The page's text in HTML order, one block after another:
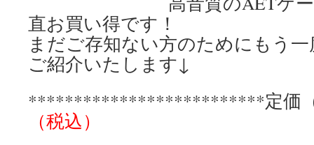
直お買い得です！
まだご存知ない方のためにもう
ご紹介いたします↓
**************************定価
（税込）